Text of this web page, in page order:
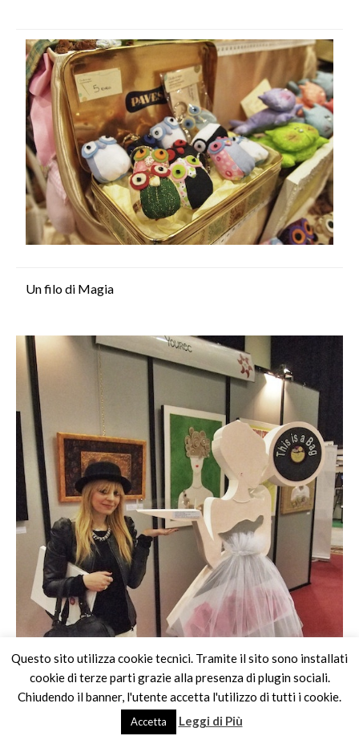
Un filo di Magia
Questo sito utilizza cookie tecnici. Tramite il sito sono installati
cookie di terze parti grazie alla presenza di plugin sociali.
Chiudendo il banner, l'utente accetta l'utilizzo di tutti i cookie.
Accetta Leggi di Più